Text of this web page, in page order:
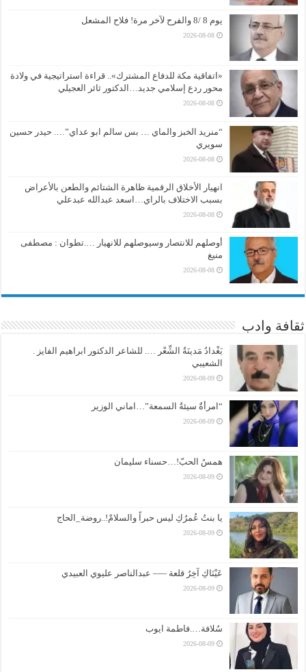
يوم 8 /8 والفرح لآخر مرة! فلاح المشعل
2026-08-08
«اتفاقية مكة للدفاع المشترك».. قراءة استراتيجية في ولادة
محور ردع إسلامي جديد…الدكتور ثائر العجيلي
2026-08-08
“منريد الخبز والماي … بس سالم ابو عداي”…. حيدر حسين
سويري
2026-08-08
انهيار الأخلاق الرقمية ظاهرة الشتائم والطعن بالأعراض
بسبب الاختلاف بالراي…اسعد عبدالله عبدعلي
2026-08-08
أوصلهم للانتصار وسيوصلهم للانهيار ….تطوان : مصطفى
منيغ
2026-08-08
ثقافة وادب
بَغْدادُ مَدينَةُ الشِّعْر …. للشاعر الدكتور ابراهيم الفايز .
الشعيبي
2026-08-09
“امرأةٌ سيئةُ السمعة”…اماني الوزير
2026-08-09
همسُ الحبّ!…حسناء سليمان
2026-08-09
يا بنتُ عُمرُكِ ليس حبراً والسلامْ!..روضة_الحاج
2026-08-09
عَيْنَاكِ آخِرُ قلعة —– عبدالناصر عليوي العبيدي
2026-08-09
سُلافة….فاطمة ايوب
2026-08-09